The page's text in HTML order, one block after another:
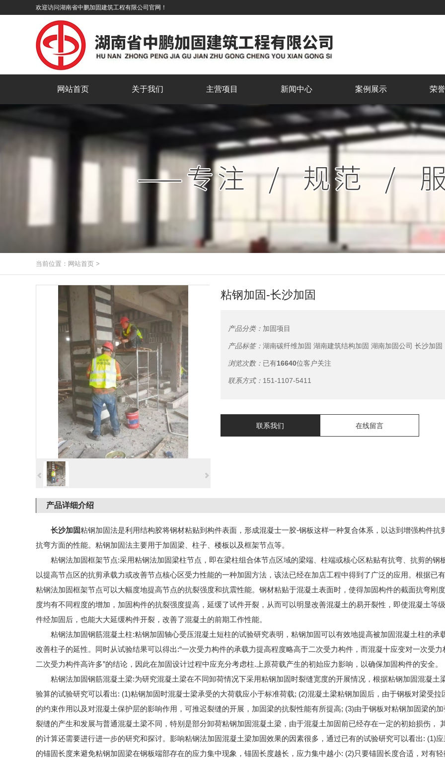
欢迎访问湖南省中鹏加固建筑工程有限公司官网！
网站首页 关于我们 主营项目 新闻中心 案例展示 荣
当前位置： 网站首页 >
粘钢加固-长沙加固
产品分类： 加固项目
产品标签： 湖南碳纤维加固 湖南建筑结构加固 湖南加固公司 长沙加固
浏览次数： 已有16640位客户关注
联系方式： 151-1107-5411
联系我们 在线留言
产品详细介绍
长沙加固粘钢加固法是利用结构胶将钢材粘贴到构件表面，形成混凝士一胶-钢板这样一种复合体系，以达到增强构件抗
抗弯方面的性能。粘钢加固法主要用于加固梁、柱子、楼板以及框架节点等。
粘钢法加固框架节点:采用粘钢法加固梁柱节点，即在梁柱组合体节点区域的梁端、柱端或核心区粘贴有抗弯、抗剪的钢
以提高节点区的抗剪承载力或改善节点核心区受力性能的一种加固方法，该法已经在加店工程中得到了广泛的应用。根据已
粘钢法加固框架节点可以大幅度地提高节点的抗裂强度和抗震性能。钢材粘贴于混凝土表面时，使得加固构件的截面抗弯刚
度均有不同程度的增加，加固构件的抗裂强度提高，延缓了试件开裂，从而可以明显改善混凝土的易开裂性，即使混凝土等
件经加固后，也能大大延缓构件开裂，改善了混凝土的前期工作性能。
粘钢法加固钢筋混凝土柱:粘钢加固轴心受压混凝土短柱的试验研究表明，粘钢加固可以有效地提高被加固混凝土柱的承
改善柱子的延性。同时从试验结果可以得出:“一次受力构件的承载力提高程度略高于二次受力构件，而混凝十应变对一次受力
二次受力构件高许多”的结论，因此在加固设计过程中应充分考虑柱.上原荷载产生的初始应力影响，以确保加固构件的安全。
粘钢法加固钢筋混凝土梁:为研究混凝土梁在不同卸荷情况下采用粘钢加固时裂缝宽度的开展情况，根据粘钢加固混凝土
验算的试验研究可以看出: (1)粘钢加固时混凝士梁承受的大荷载应小于标准荷载; (2)混凝土梁粘钢加固后，由于钢板对梁受拉
的约束作用以及对混凝土保护层的影响作用，可推迟裂缝的开展，加固梁的抗裂性能有所提高; (3)由于钢板对粘钢加固梁的
裂缝的产生和发展与普通混凝土梁不同，特别是部分卸荷粘钢加固混凝土梁，由于混凝土加固前已经存在一定的初始损伤，
的计算还需要进行进一步的研究和探讨。影响粘钢法加固混凝土梁加固效果的因素很多，通过已有的试验研究可以看出: (1)
的锚固长度来避免粘钢加固梁在钢板端部存在的应力集中现象，锚固长度越长，应力集中越小: (2)只要锚固长度合适，对有